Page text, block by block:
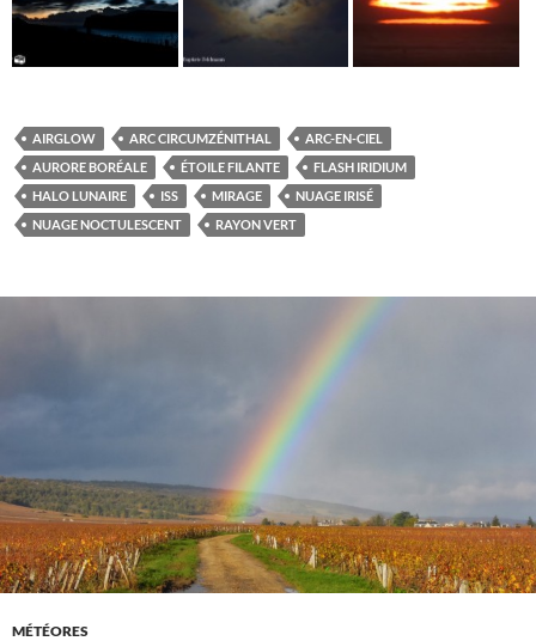
AIRGLOW ARC CIRCUMZÉNITHAL
ARC-EN-CIEL
AURORE BORÉALE
ÉTOILE FILANTE
FLASH IRIDIUM
HALO LUNAIRE
ISS MIRAGE
NUAGE IRISÉ
NUAGE NOCTULESCENT
RAYON VERT
MÉTÉORES